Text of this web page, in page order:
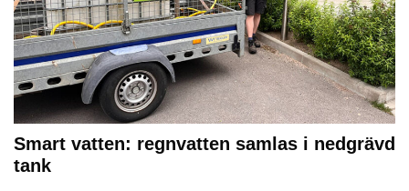
Smart vatten: regnvatten samlas i nedgrävd
tank